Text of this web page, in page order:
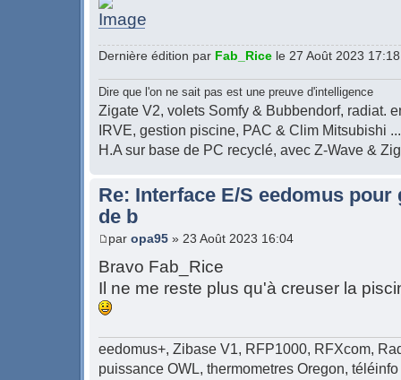
Dernière édition par Fab_Rice le 27 Août 2023
Dire que l'on ne sait pas est une preuve d'intelligence
Zigate V2, volets Somfy & Bubbendorf, radiat.
IRVE, gestion piscine, PAC & Clim Mitsubishi ...
H.A sur base de PC recyclé, avec Z-Wave &
Re: Interface E/S eedomus
de b
par opa95 » 23 Août 2023 16:04
Bravo Fab_Rice
Il ne me reste plus qu'à creuser la
eedomus+, Zibase V1, RFP1000, RFXcom,
puissance OWL, thermometres Oregon,